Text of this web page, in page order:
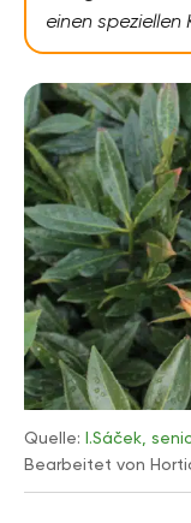
einen speziellen
Quelle: I.Sáček,
Bearbeitet von